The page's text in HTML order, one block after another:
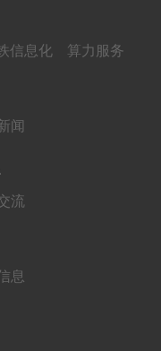
信息化 算力服务
闻
流
息